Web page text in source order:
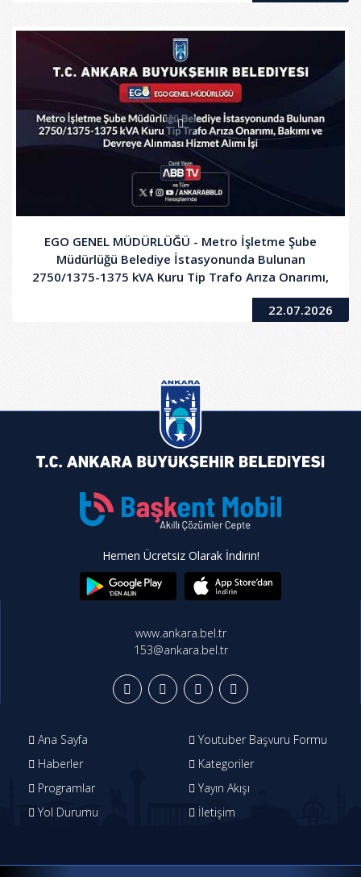
EGO GENEL MÜDÜRLÜĞÜ - Metro İşletme Şube
Müdürlüğü Belediye İstasyonunda Bulunan
2750/1375-1375 kVA Kuru Tip Trafo Arıza Onarımı,
Bakımı ve Devreye Alınması Hizmet Alımı İşi
22.07.2026
Hemen Ücretsiz Olarak İndirin!
www.ankara.bel.tr
153@ankara.bel.tr
Ana Sayfa
Youtuber Başvuru Formu
Haberler
Kategoriler
Programlar
Yayın Akışı
Yol Durumu
İletişim